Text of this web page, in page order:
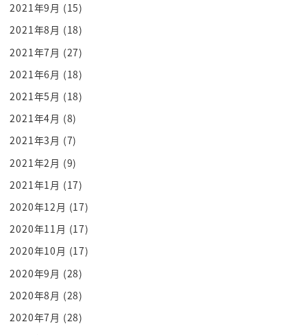
2021年9月 (15)
2021年8月 (18)
2021年7月 (27)
2021年6月 (18)
2021年5月 (18)
2021年4月 (8)
2021年3月 (7)
2021年2月 (9)
2021年1月 (17)
2020年12月 (17)
2020年11月 (17)
2020年10月 (17)
2020年9月 (28)
2020年8月 (28)
2020年7月 (28)